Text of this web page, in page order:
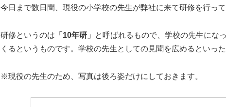
今日まで数日間、現役の小学校の先生が弊社に来て研修を行って
研修というのは 「10年研」
と呼ばれるもので、学校の先生にな
くるというものです。学校の先生としての見聞を広めるといっ
※現役の先生のため、写真は後ろ姿だけにしておきます。